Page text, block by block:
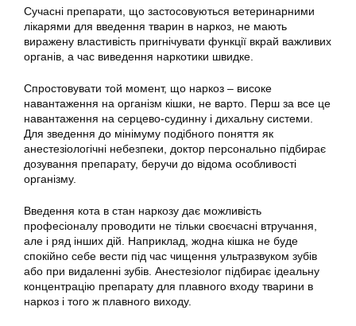
Сучасні препарати, що застосовуються ветеринарними
лікарями для введення тварин в наркоз, не мають
виражену властивість пригнічувати функції вкрай важливих
органів, а час виведення наркотики швидке.
Спростовувати той момент, що наркоз – високе
навантаження на організм кішки, не варто. Перш за все це
навантаження на серцево-судинну і дихальну системи.
Для зведення до мінімуму подібного поняття як
анестезіологічні небезпеки, доктор персонально підбирає
дозування препарату, беручи до відома особливості
організму.
Введення кота в стан наркозу дає можливість
професіоналу проводити не тільки своєчасні втручання,
але і ряд інших дій. Наприклад, жодна кішка не буде
спокійно себе вести під час чищення ультразвуком зубів
або при видаленні зубів. Анестезіолог підбирає ідеальну
концентрацію препарату для плавного входу тварини в
наркоз і того ж плавного виходу.